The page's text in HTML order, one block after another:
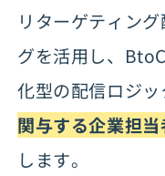
リターゲティン
グを活用し、
化型の配信ロジッ
関与する企業担
します。